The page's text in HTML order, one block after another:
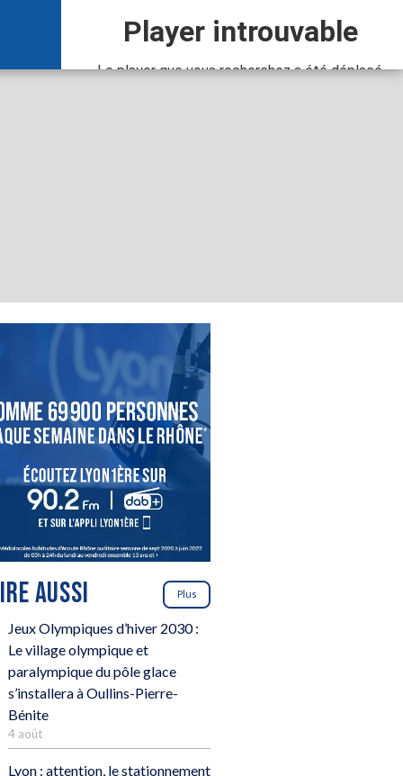
AUSSI Plus
Jeux Olympiques d’hiver 2030 :
Le village olympique et
paralympique du pôle glace
s’installera à Oullins-Pierre-
Bénite
4 août
Lyon : attention, le stationnement